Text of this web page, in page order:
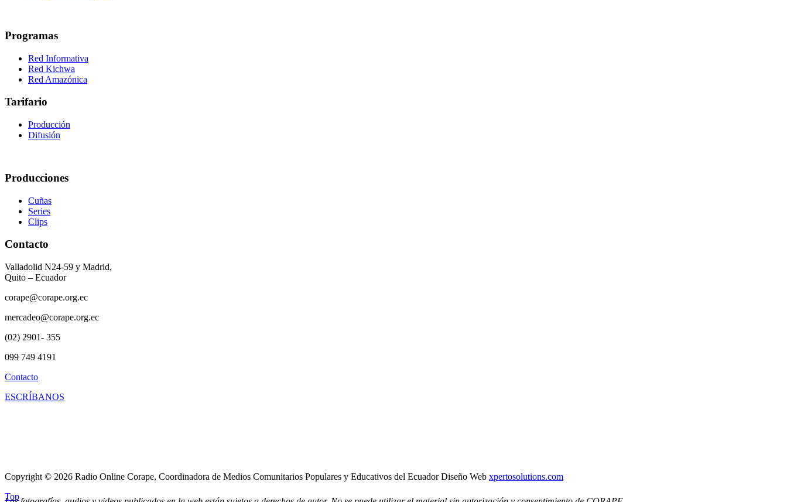
Programas
Red Informativa
Red Kichwa
Red Amazónica
Tarifario
Producción
Difusión
Producciones
Cuñas
Series
Clips
Contacto
Valladolid N24-59 y Madrid,
Quito – Ecuador
corape@corape.org.ec
mercadeo@corape.org.ec
(02) 2901- 355
099 749 4191
Contacto
ESCRÍBANOS
Copyright © 2026 Radio Online Corape, Coordinadora de Medios Comunitarios Populares y Educativos del Ecuador Diseño Web xpertosolutions.com
Top